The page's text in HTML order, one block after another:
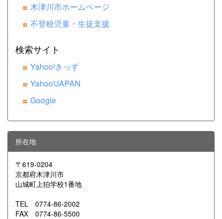
木津川市ホームページ
不登校児童・生徒支援
検索サイト
Yahoo!きっず
Yahoo!JAPAN
Google
所在地
〒619-0204
京都府木津川市
山城町上狛学校1番地
TEL 0774-86-2002
FAX 0774-86-5500